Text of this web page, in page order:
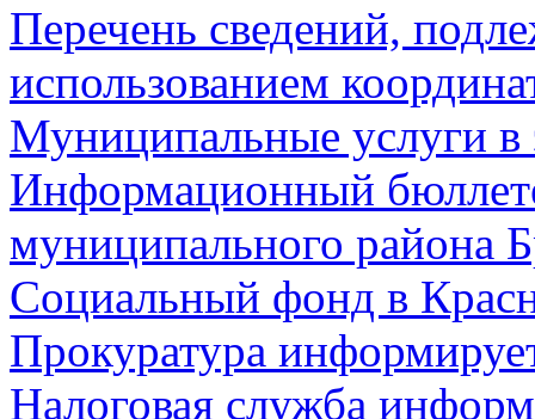
Перечень сведений,
использованием
Муниципальные услуги в
Информационный
муниципального района
Социальный фонд в
Прокуратура
Налоговая служба